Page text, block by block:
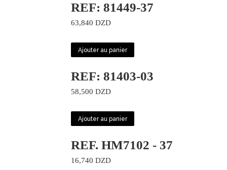
REF: 81449-37
63,840 DZD
Ajouter au panier
REF: 81403-03
58,500 DZD
Ajouter au panier
REF. HM7102 - 37
16,740 DZD